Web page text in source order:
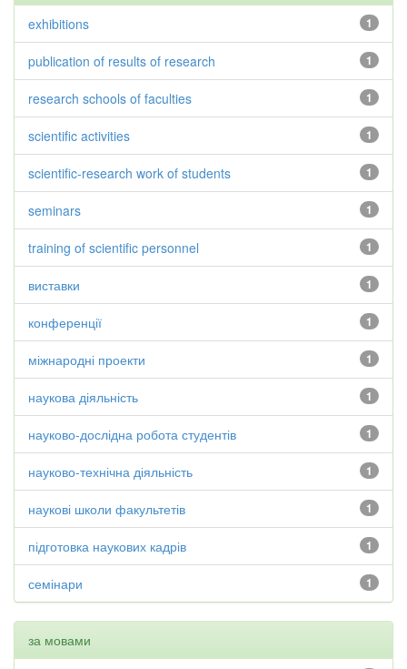
1
exhibitions
1
publication of results of research
1
research schools of faculties
1
scientific activities
1
scientific-research work of students
1
seminars
1
training of scientific personnel
1
виставки
1
конференції
1
міжнародні проекти
1
наукова діяльність
1
науково-дослідна робота студентів
1
науково-технічна діяльність
1
наукові школи факультетів
1
підготовка наукових кадрів
1
семінари
за мовами